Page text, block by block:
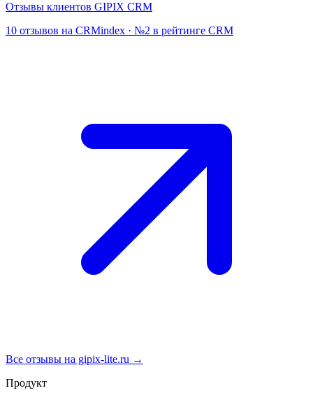
Отзывы клиентов GIPIX CRM
10 отзывов на CRMindex · №2 в рейтинге CRM
Все отзывы на gipix-lite.ru →
Продукт